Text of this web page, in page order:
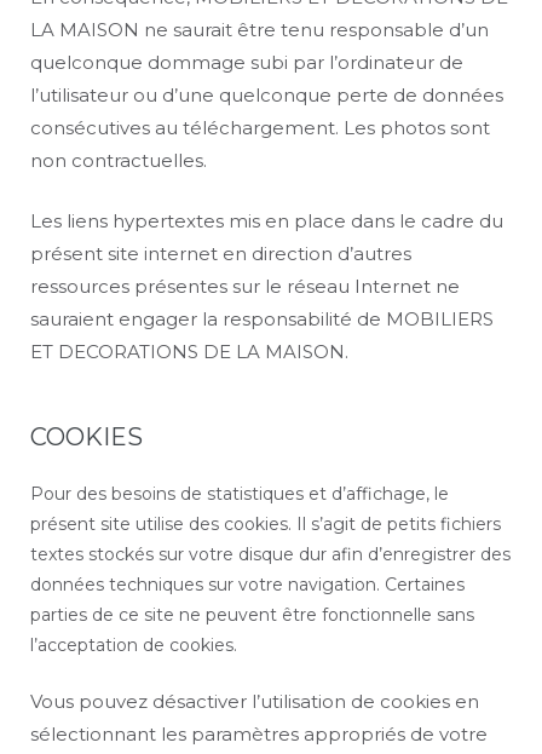
LA MAISON ne saurait être tenu responsable d’un
quelconque dommage subi par l’ordinateur de
l’utilisateur ou d’une quelconque perte de données
consécutives au téléchargement. Les photos sont
non contractuelles.
Les liens hypertextes mis en place dans le cadre du
présent site internet en direction d’autres
ressources présentes sur le réseau Internet ne
sauraient engager la responsabilité de MOBILIERS
ET DECORATIONS DE LA MAISON.
COOKIES
Pour des besoins de statistiques et d’affichage, le
présent site utilise des cookies. Il s’agit de petits fichiers
textes stockés sur votre disque dur afin d’enregistrer des
données techniques sur votre navigation. Certaines
parties de ce site ne peuvent être fonctionnelle sans
l’acceptation de cookies.
Vous pouvez désactiver l’utilisation de cookies en
sélectionnant les paramètres appropriés de votre